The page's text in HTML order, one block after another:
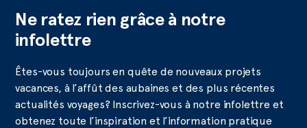
Ne ratez rien grâce à notre
infolettre
Êtes-vous toujours en quête de nouveaux projets
vacances, à l’affût des aubaines et des plus récentes
actualités voyages? Inscrivez-vous à notre infolettre et
obtenez toute l’inspiration et l’information pratique